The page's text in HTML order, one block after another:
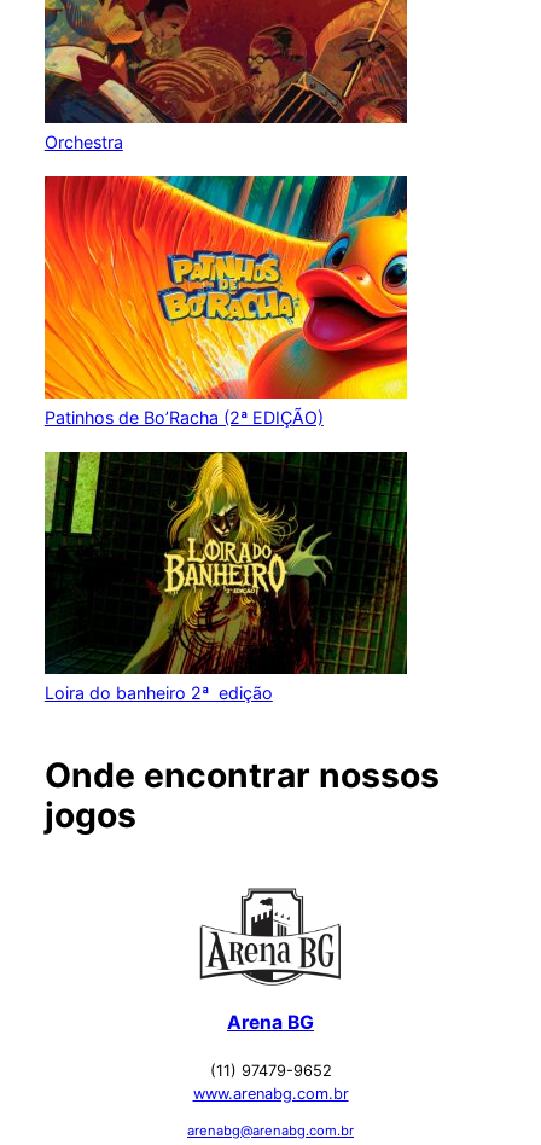
Orchestra
Patinhos de Bo’Racha (2ª EDIÇÃO)
Loira do banheiro 2ª edição
Onde encontrar nossos
jogos
Arena BG
(11) 97479-9652
www.arenabg.com.br
arenabg@arenabg.com.br